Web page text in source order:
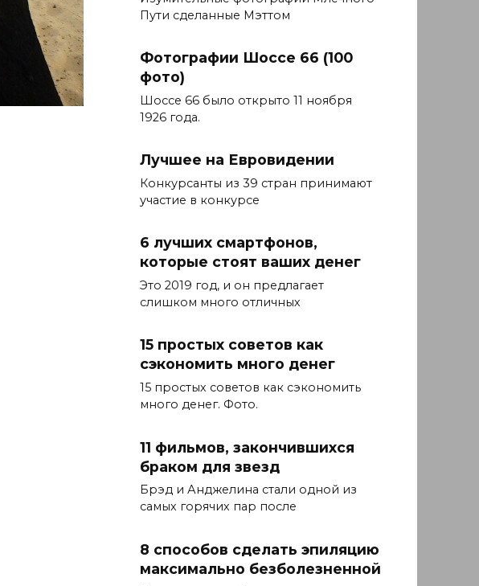
Пути сделанные Мэттом
Фотографии Шоссе 66 (100
фото)
Шоссе 66 было открыто 11 ноября
1926 года.
Лучшее на Евровидении
Конкурсанты из 39 стран принимают
участие в конкурсе
6 лучших смартфонов,
которые стоят ваших денег
Это 2019 год, и он предлагает
слишком много отличных
15 простых советов как
сэкономить много денег
15 простых советов как сэкономить
много денег. Фото.
11 фильмов, закончившихся
браком для звезд
Брэд и Анджелина стали одной из
самых горячих пар после
8 способов сделать эпиляцию
максимально безболезненной